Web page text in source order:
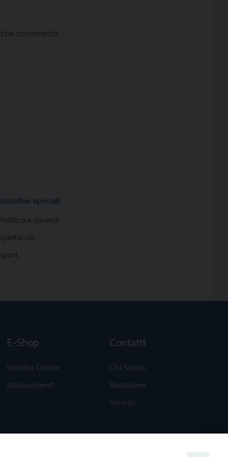
commento.
Iniziative speciali
Politica e società
E-Shop
Vendita Online
Abbonamenti
Contatti
Chi Siamo
Redazione
Scrivici